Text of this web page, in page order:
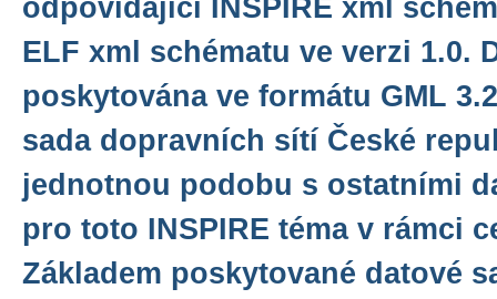
odpovídající INSPIRE xml
ELF xml schématu ve verzi 1.0.
poskytována ve formátu GML
sada dopravních sítí České
jednotnou podobu s ostatními
pro toto INSPIRE téma v rámci
Základem poskytované datové